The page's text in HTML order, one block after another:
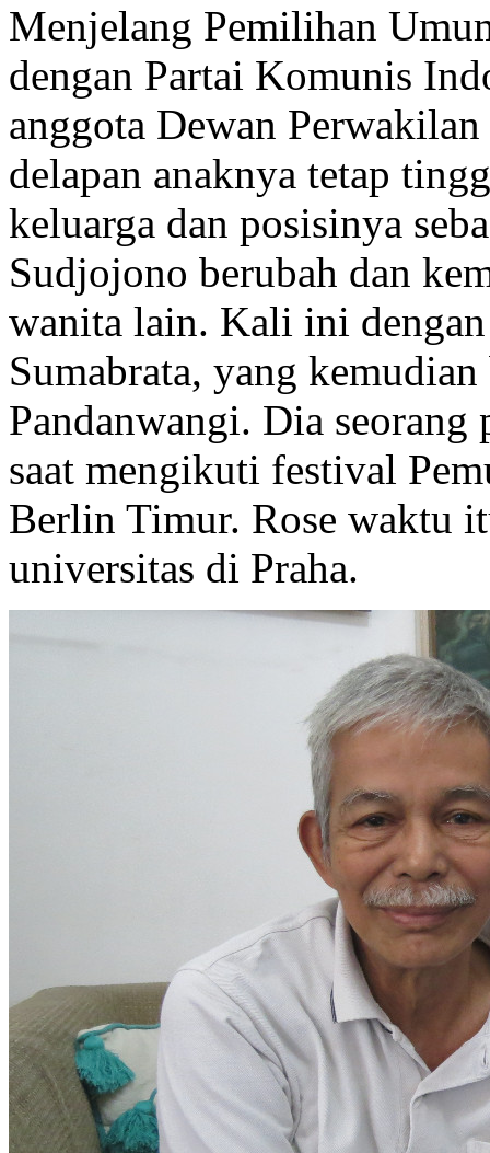
Menjelang Pemilihan
dengan Partai Komunis
anggota Dewan
delapan anaknya tetap
keluarga dan posisinya
Sudjojono berubah dan
wanita lain. Kali ini
Sumabrata, yang
Pandanwangi. Dia
saat mengikuti festival
Berlin Timur. Rose waktu
universitas di Praha.